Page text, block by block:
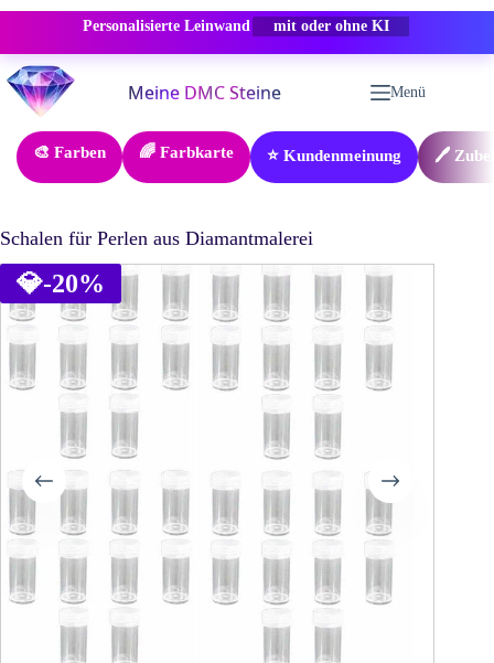
Personalisierte Leinwand -50% RABATT
Zum
Inhalt
springen
Menü
🎨 Farben 🌈 Farbkarte ⭐ Kundenmeinung 🖊️
Schalen für Perlen aus Diamantmalerei
💎-20%